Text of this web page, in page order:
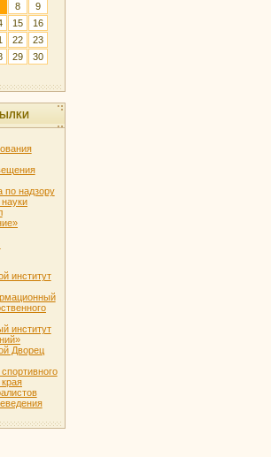
8
9
15
16
22
23
29
30
по надзору
институт
институт
Дворец